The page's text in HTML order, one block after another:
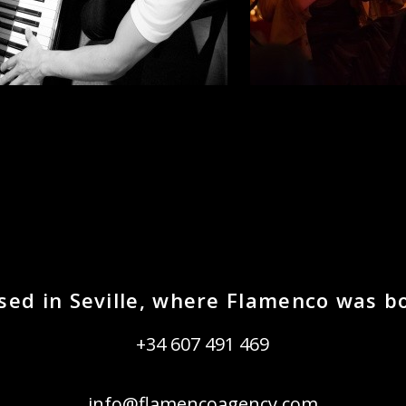
in Seville, where Flamenco was
+34 607 491 469